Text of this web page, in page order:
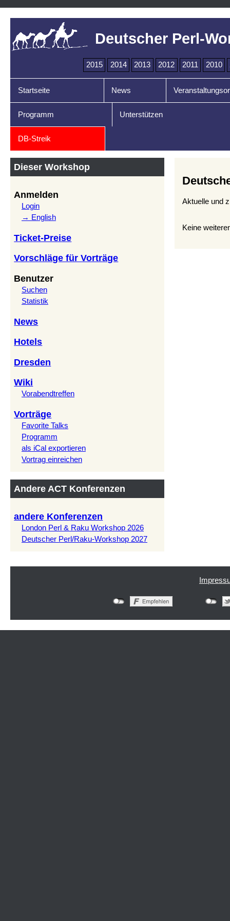
Deutscher Perl-
2015 2014 2013 2012 2011 2010
Startseite News
Programm Unterstützen
DB-Streik
Dieser Workshop
Anmelden
Login
→ English
Ticket-Preise
Vorschläge für Vorträge
Benutzer
Suchen
Statistik
News
Hotels
Dresden
Wiki
Vorabendtreffen
Vorträge
Favorite Talks
Programm
als iCal exportieren
Vortrag einreichen
Andere ACT Konferenzen
andere Konferenzen
London Perl & Raku Workshop 2026
Deutscher Perl/Raku-Workshop 2027
Aktuelle und
Keine